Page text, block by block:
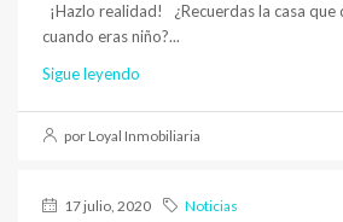
¡Hazlo realidad! ¿Recuerdas la casa
cuando eras niño?...
Sigue leyendo
por Loyal Inmobiliaria
17 julio, 2020 Noticias